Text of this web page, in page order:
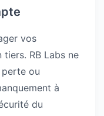
vos
RB Labs ne
ou
à
du